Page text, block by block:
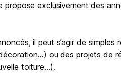
propose exclusivement des
il peut s’agir de
ou des projets de
toiture…).